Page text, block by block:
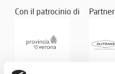
Con il patrocinio di Partner